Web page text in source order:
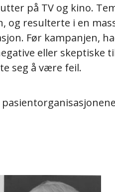
på TV og kino.
og resulterte i en
Før kampanjen,
eller skeptiske
seg å være feil.